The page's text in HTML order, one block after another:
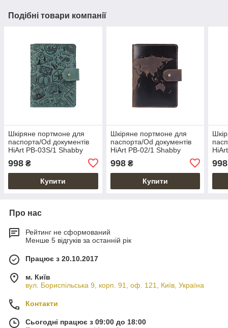
Подібні товари компанії
Шкіряне портмоне для
паспорта/Od документів
HiArt PB-03S/1 Shabby
998 ₴
Купити
Шкіряне портмоне для
паспорта/Od документів
HiArt PB-02/1 Shabby
Map"
998₴
Купити
998
Про нас
Рейтинг не сформований
Менше 5 відгуків за останній рік
Працює з 20.10.2017
м. Київ
вул. Бориспільська 9, корп. 91, оф. 121, Київ, Україна
Контакти
Сьогодні працює з 09:00 до 18:00